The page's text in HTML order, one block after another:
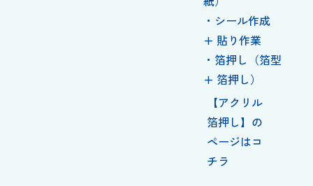
・シール作成
+ 貼り作業
・箔押し（箔型
+ 箔押し）
【アクリル
箔押し】の
ページはコ
チラ